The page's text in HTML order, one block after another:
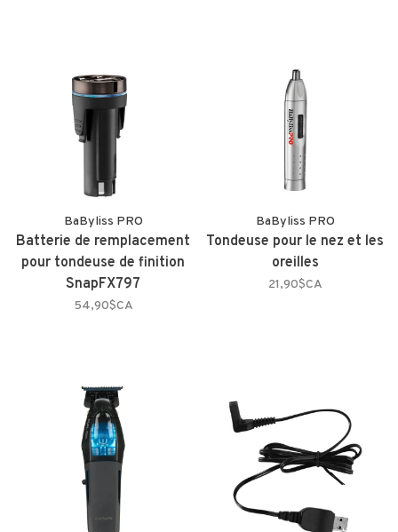
BaByliss PRO
Batterie de remplacement
pour tondeuse de finition
SnapFX797
54,90$CA
BaByliss PRO
Tondeuse pour le nez et les
oreilles
21,90$CA